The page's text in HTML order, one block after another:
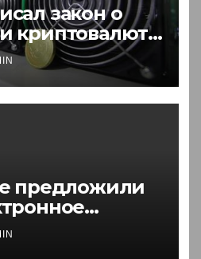
закон о
криптовалют
нужно знать
предложили
въезд для